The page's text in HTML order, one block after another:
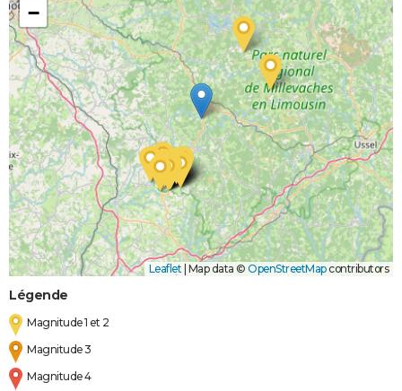
−
Leaflet | Map data © OpenStreetMapcontributors
Légende
Magnitude 1 et 2
Magnitude 3
Magnitude 4